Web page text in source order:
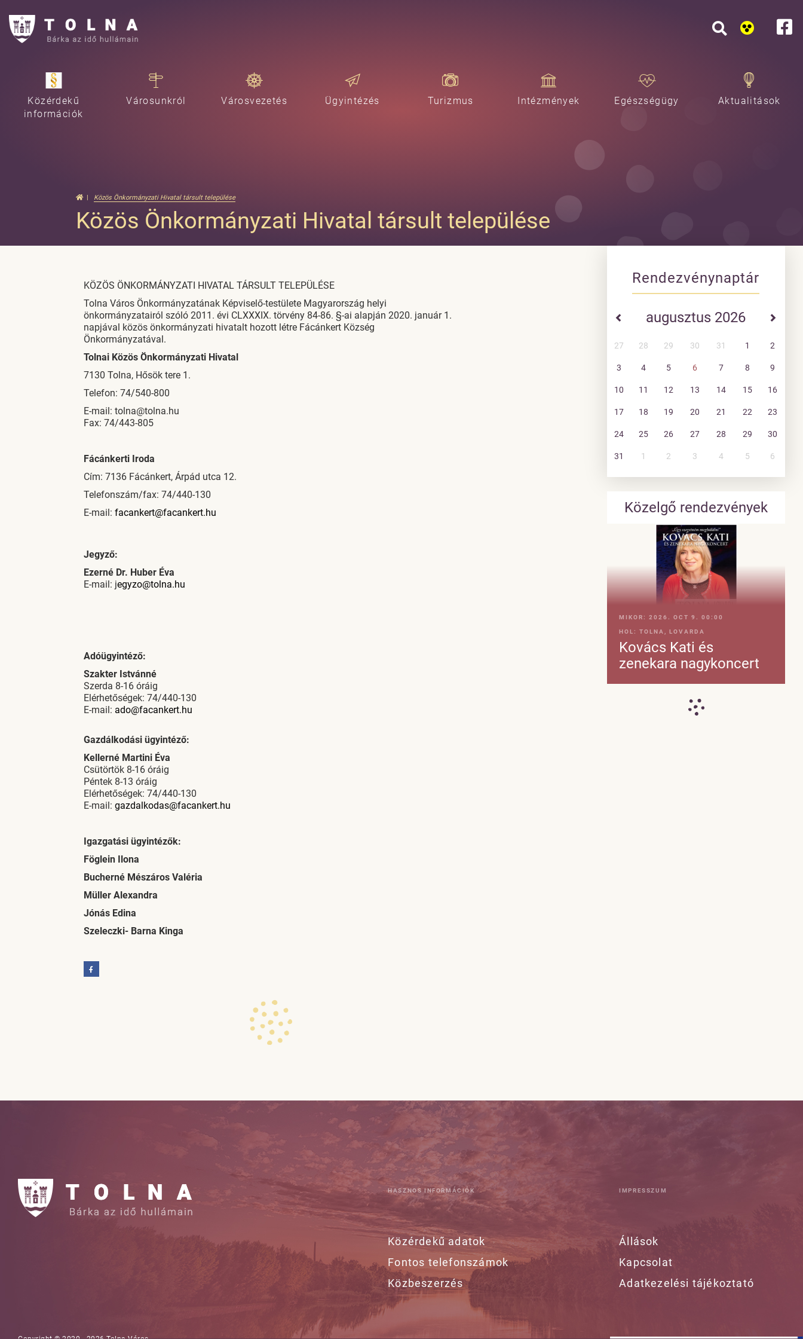
Közérdekű
információk
Városunkról Városvezetés Ügyintézés Turizmus Intézmények Egészségügy Aktualitások
Közös Önkormányzati Hivatal társult települése
Közös Önkormányzati Hivatal társult települése
KÖZÖS ÖNKORMÁNYZATI HIVATAL TÁRSULT TELEPÜLÉSE
Tolna Város Önkormányzatának Képviselő-testülete Magyarország helyi
önkormányzatairól szóló 2011. évi CLXXXIX. törvény 84-86. §-ai alapján 2020. január 1.
napjával közös önkormányzati hivatalt hozott létre Fácánkert Község
Önkormányzatával.
Tolnai Közös Önkormányzati Hivatal
7130 Tolna, Hősök tere 1.
Telefon: 74/540-800
E-mail: tolna@tolna.hu
Fax: 74/443-805
Fácánkerti Iroda
Cím: 7136 Fácánkert, Árpád utca 12.
Telefonszám/fax: 74/440-130
E-mail: facankert@facankert.hu
Jegyző:
Ezerné Dr. Huber Éva
E-mail: jegyzo@tolna.hu
Adóügyintéző:
Szakter Istvánné
Szerda 8-16 óráig
Elérhetőségek: 74/440-130
E-mail: ado@facankert.hu
Gazdálkodási ügyintéző:
Kellerné Martini Éva
Csütörtök 8-16 óráig
Péntek 8-13 óráig
Elérhetőségek: 74/440-130
E-mail: gazdalkodas@facankert.hu
Igazgatási ügyintézők:
Föglein Ilona
Bucherné Mészáros Valéria
Müller Alexandra
Jónás Edina
Szeleczki- Barna Kinga
Rendezvénynaptár
augusztus 2026
27 28 29 30 31 1 2
3 4 5 6 7 8 9
10 11 12 13 14 15 16
17 18 19 20 21 22 23
24 25 26 27 28 29 30
31 1 2 3 4 5 6
Közelgő rendezvények
MIKOR: 2026. OCT 9. 00:00
HOL: TOLNA, LOVARDA
Kovács Kati és
zenekara nagykoncert
HASZNOS INFORMÁCIÓK
Közérdekű adatok
Fontos telefonszámok
Közbeszerzés
IMPRESSZUM
Állások
Kapcsolat
Adatkezelési tájékoztató